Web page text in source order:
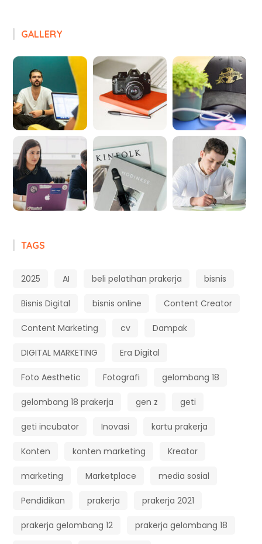
GALLERY
TAGS
2025 AI beli pelatihan prakerja bisnis
Bisnis Digital bisnis online Content Creator
Content Marketing cv Dampak
DIGITAL MARKETING Era Digital
Foto Aesthetic Fotografi gelombang 18
gelombang 18 prakerja gen z geti
geti incubator Inovasi kartu prakerja
Konten konten marketing Kreator
marketing Marketplace media sosial
Pendidikan prakerja prakerja 2021
prakerja gelombang 12 prakerja gelombang 18